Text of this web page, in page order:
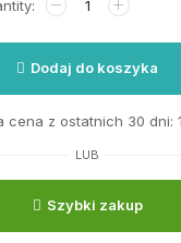
Dodaj do koszyka
cena z ostatnich 30 dni:
LUB
Szybki zakup